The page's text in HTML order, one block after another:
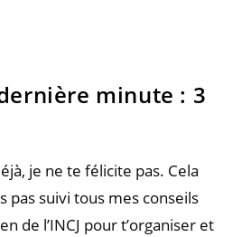
minute : 3
je ne te félicite pas. Cela
pas suivi tous mes conseils
de l’INCJ pour t’organiser et